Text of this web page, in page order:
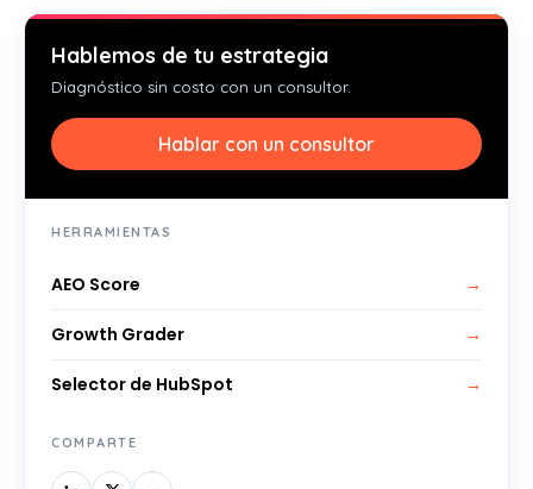
Hablemos de tu estrategia
Diagnóstico sin costo con un consultor.
Hablar con un consultor
HERRAMIENTAS
AEO Score →
Growth Grader →
Selector de HubSpot →
COMPARTE